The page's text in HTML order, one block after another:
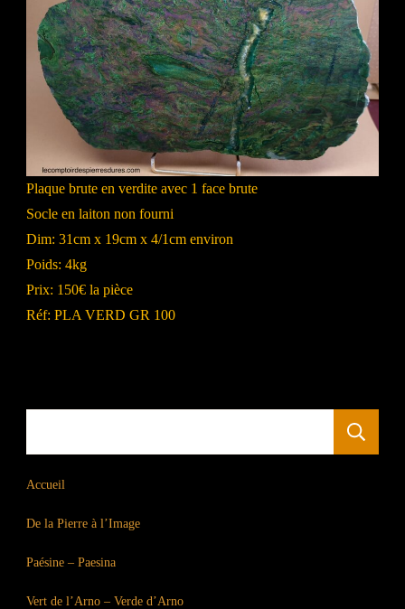
Plaque brute en verdite avec 1 face brute
Socle en laiton non fourni
Dim: 31cm x 19cm x 4/1cm environ
Poids: 4kg
Prix: 150€ la pièce
Réf: PLA VERD GR 100
Accueil
De la Pierre à l’Image
Paésine – Paesina
Vert de l’Arno – Verde d’Arno